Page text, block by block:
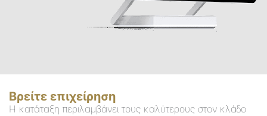
Βρείτε επιχείρηση
Η κατάταξη περιλαμβάνει τους καλύτερους στον κλάδο